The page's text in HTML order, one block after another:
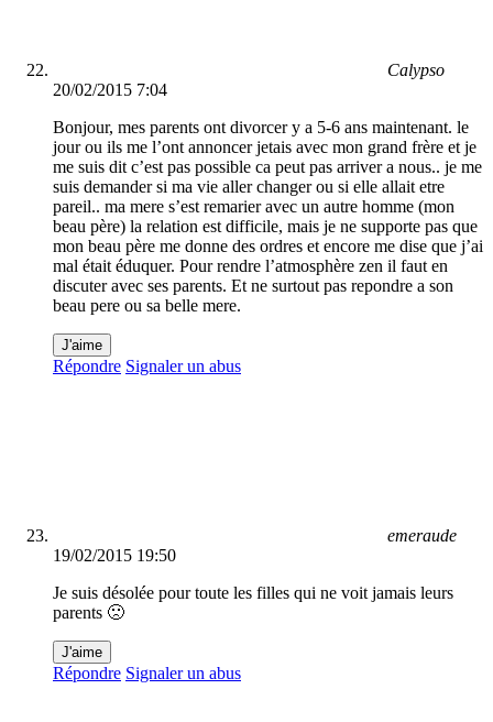
Calypso
20/02/2015 7:04
Bonjour, mes parents ont divorcer y a 5-6 ans maintenant. le
jour ou ils me l’ont annoncer jetais avec mon grand frère et je
me suis dit c’est pas possible ca peut pas arriver a nous.. je me
suis demander si ma vie aller changer ou si elle allait etre
pareil.. ma mere s’est remarier avec un autre homme (mon
beau père) la relation est difficile, mais je ne supporte pas que
mon beau père me donne des ordres et encore me dise que j’ai
mal était éduquer. Pour rendre l’atmosphère zen il faut en
discuter avec ses parents. Et ne surtout pas repondre a son
beau pere ou sa belle mere.
J'aime
Répondre Signaler un abus
emeraude
19/02/2015 19:50
Je suis désolée pour toute les filles qui ne voit jamais leurs
parents 🙁
J'aime
Répondre Signaler un abus